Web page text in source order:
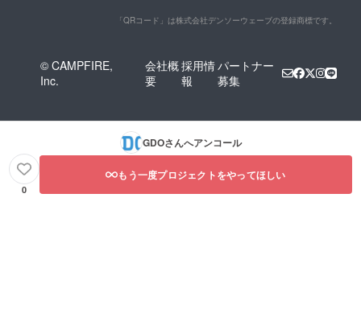
「QRコード」は株式会社デンソーウェーブの登録商標です。
© CAMPFIRE,
Inc.
会社概
要
採用情
報
パートナー
募集
GDOさんへアンコール
0
もう一度プロジェクトをやってほしい